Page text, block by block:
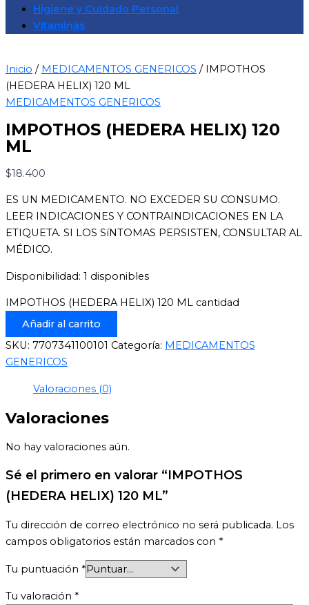
Higiene y Cuidado Personal
Vitaminas
Inicio / MEDICAMENTOS GENERICOS / IMPOTHOS
(HEDERA HELIX) 120 ML
MEDICAMENTOS GENERICOS
IMPOTHOS (HEDERA HELIX) 120
ML
$18.400
ES UN MEDICAMENTO. NO EXCEDER SU CONSUMO.
LEER INDICACIONES Y CONTRAINDICACIONES EN LA
ETIQUETA. SI LOS SíNTOMAS PERSISTEN, CONSULTAR AL
MÉDICO.
Disponibilidad: 1 disponibles
IMPOTHOS (HEDERA HELIX) 120 ML cantidad
Añadir al carrito
SKU: 7707341100101 Categoría: MEDICAMENTOS
GENERICOS
Valoraciones (0)
Valoraciones
No hay valoraciones aún.
Sé el primero en valorar “IMPOTHOS
(HEDERA HELIX) 120 ML”
Tu dirección de correo electrónico no será publicada. Los
campos obligatorios están marcados con *
Tu puntuación *
Tu valoración *